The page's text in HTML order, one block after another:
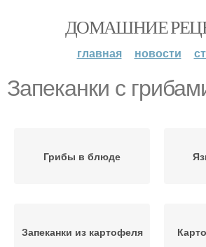
ДОМАШНИЕ
главная новости
Запеканки с
Грибы в блюде
Запеканки из картофеля